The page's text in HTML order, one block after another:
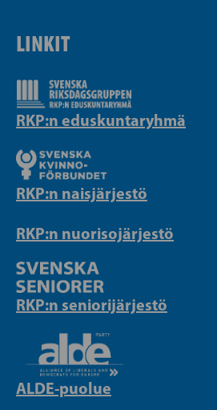
LINKIT
RKP:n eduskuntaryhmä
RKP:n naisjärjestö
RKP:n nuorisojärjestö
RKP:n seniorijärjestö
ALDE-puolue